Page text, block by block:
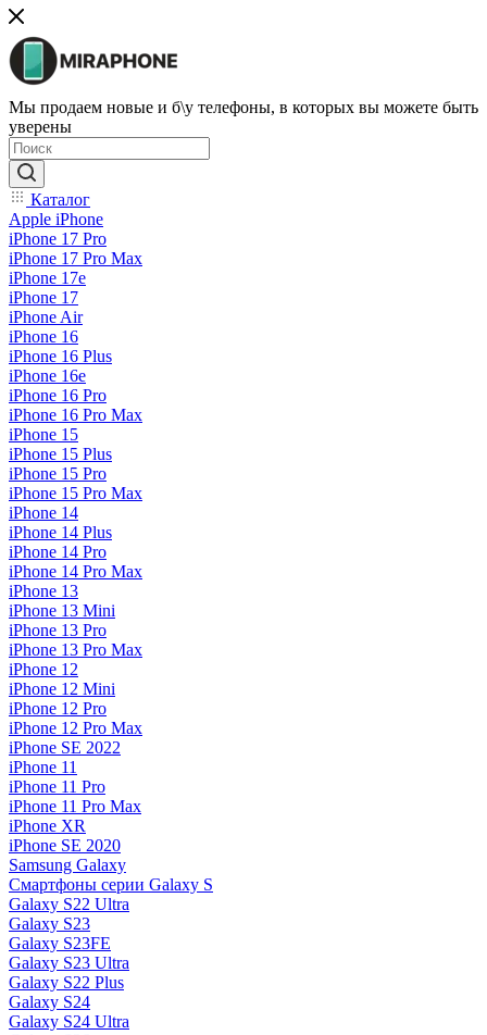
Мы продаем новые и б\у телефоны, в которых вы можете быть
уверены
Каталог
Apple iPhone
iPhone 17 Pro
iPhone 17 Pro Max
iPhone 17e
iPhone 17
iPhone Air
iPhone 16
iPhone 16 Plus
iPhone 16e
iPhone 16 Pro
iPhone 16 Pro Max
iPhone 15
iPhone 15 Plus
iPhone 15 Pro
iPhone 15 Pro Max
iPhone 14
iPhone 14 Plus
iPhone 14 Pro
iPhone 14 Pro Max
iPhone 13
iPhone 13 Mini
iPhone 13 Pro
iPhone 13 Pro Max
iPhone 12
iPhone 12 Mini
iPhone 12 Pro
iPhone 12 Pro Max
iPhone SE 2022
iPhone 11
iPhone 11 Pro
iPhone 11 Pro Max
iPhone XR
iPhone SE 2020
Samsung Galaxy
Смартфоны серии Galaxy S
Galaxy S22 Ultra
Galaxy S23
Galaxy S23FE
Galaxy S23 Ultra
Galaxy S22 Plus
Galaxy S24
Galaxy S24 Ultra